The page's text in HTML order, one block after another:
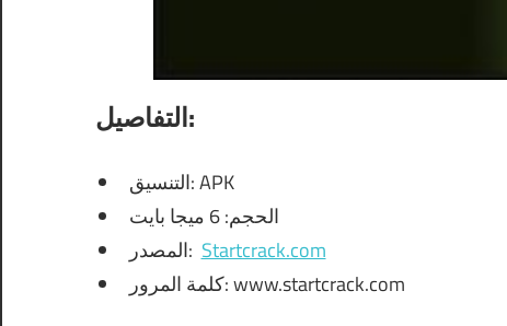
التفاصيل:
التنسيق: APK
الحجم: 6 ميجا بايت
المصدر: Startcrack.com
كلمة المرور: www.startcrack.com